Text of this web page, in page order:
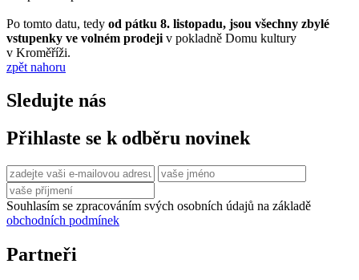
Po tomto datu, tedy od pátku 8. listopadu, jsou všechny zbylé
vstupenky ve volném prodeji v pokladně Domu kultury
v Kroměříži.
zpět nahoru
Sledujte nás
Přihlaste se k odběru novinek
Souhlasím se zpracováním svých osobních údajů na základě
obchodních podmínek
Partneři